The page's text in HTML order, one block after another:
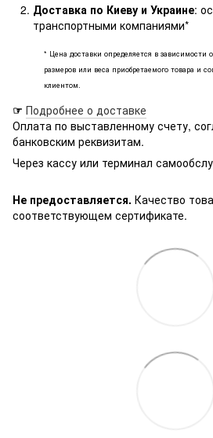
Доставка по Киеву и Украине:
транспортными компаниями*
* Цена доставки определяется в зависимости
размеров или веса приобретаемого товара и
клиентом.
☞ Подробнее о доставке
Оплата по выставленному счету,
банковским реквизитам.
Через кассу или терминал
Не предоставляется. Качество
соответствующем сертификате.